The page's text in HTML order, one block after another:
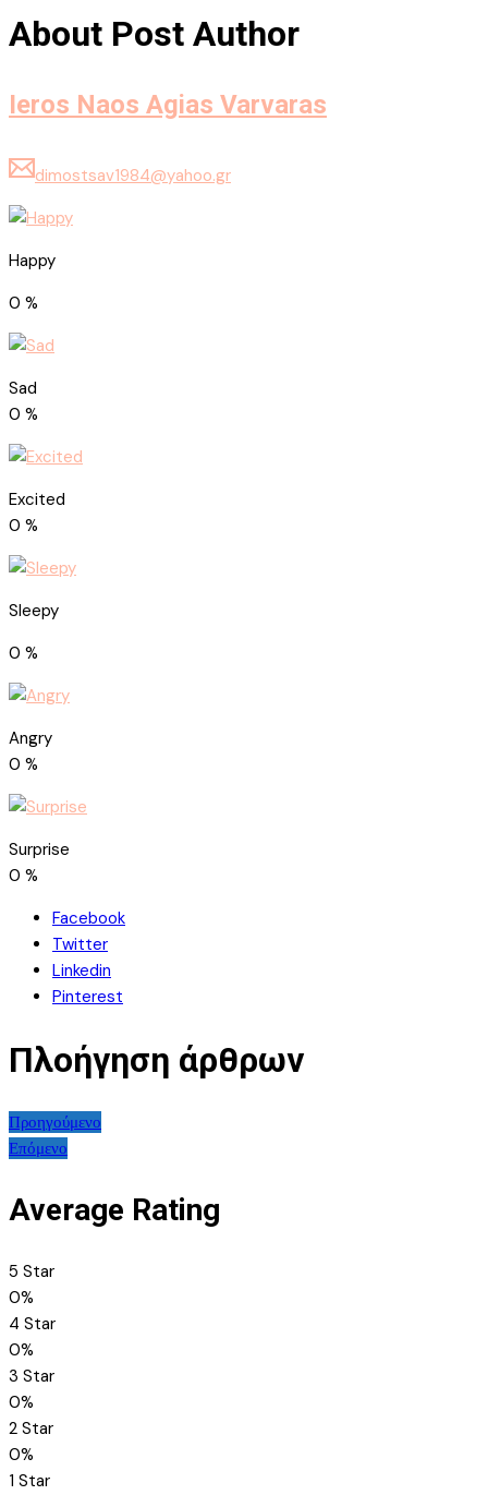
About Post Author
Ieros Naos Agias Varvaras
dimostsav1984@yahoo.gr
Happy
0 %
Sad
0 %
Excited
0 %
Sleepy
0 %
Angry
0 %
Surprise
0 %
Facebook
Twitter
Linkedin
Pinterest
Πλοήγηση άρθρων
Προηγούμενο
Επόμενο
Average Rating
5 Star
0%
4 Star
0%
3 Star
0%
2 Star
0%
1 Star